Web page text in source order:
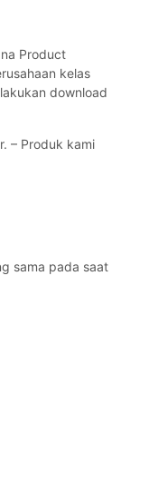
Product
kelas
download
– Produk kami
sama pada saat